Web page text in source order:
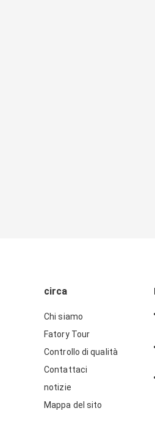
circa
Chi siamo
Fatory Tour
Controllo di qualità
Contattaci
notizie
Mappa del sito